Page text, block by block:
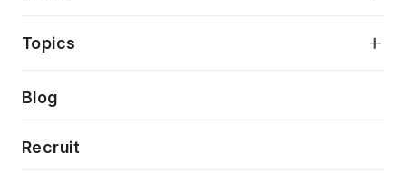
モダナイゼーション
特徴量エンジニアリングと生成AI
デザインシステム構築支援
フロントエンド開発
当社が目指しているもの
Topics
Press release
News
Blog
Recruit